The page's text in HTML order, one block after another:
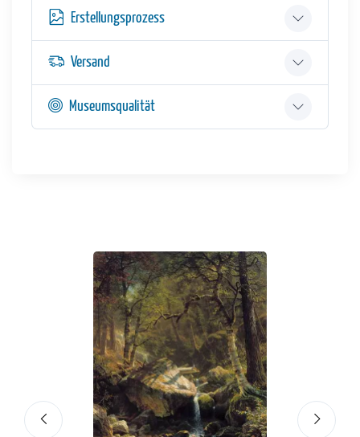
Erstellungsprozess
Versand
Museumsqualität